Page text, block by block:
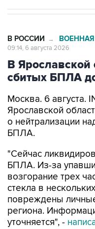
В РОССИИ →
09:14, 6 августа 2026
В Ярославской
сбитых БПЛА
Москва. 6 августа.
Ярославской
о нейтрализации
БПЛА.
"Сейчас
БПЛА. Из-за
возгорание трех
стекла в
повреждены
региона.
уточняется", -